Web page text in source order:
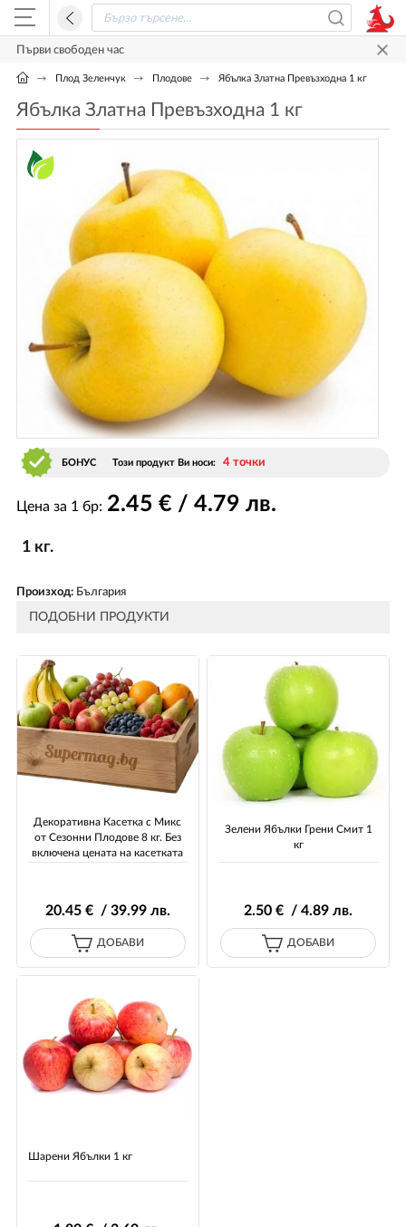
Първи свободен час
Плод Зеленчук Плодове Ябълка Златна Превъзходна 1 кг
Ябълка Златна Превъзходна 1 кг
БОНУС Този продукт Ви носи: 4 точки
Цена за 1 бр: 2.45 € / 4.79 лв.
1 кг.
Произход:България
ПОДОБНИ ПРОДУКТИ
Декоративна Касетка с Микс
от Сезонни Плодове 8 кг. Без
включена цената на касетката
20.45€ / 39.99лв.
ДОБАВИ
Зелени Ябълки Грени Смит 1
кг
2.50 € / 4.89 лв.
ДОБАВИ
Шарени Ябълки 1 кг